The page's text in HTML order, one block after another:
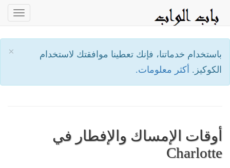
×
باستخدام خدماتنا، فإنك تعطينا موافقتك لاستخدام
الكوكيز. أكثر معلومات.
أوقات الإمساك والإفطار في
Charlotte